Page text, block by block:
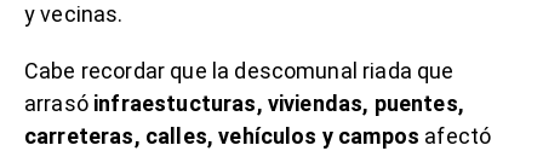
y vecinas.
Cabe recordar que la descomunal riada que
arrasó infraestucturas, viviendas, puentes,
carreteras, calles, vehículos y campos afectó